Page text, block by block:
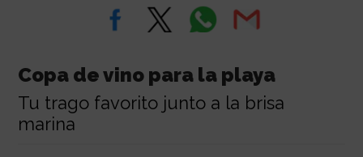
Copa de vino para la playa
Tu trago favorito junto a la brisa
marina